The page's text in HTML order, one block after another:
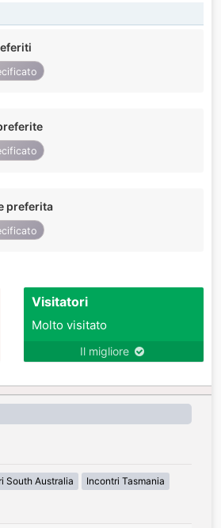
preferita
Visitatori
Molto visitato
Il migliore
South Australia Incontri Tasmania